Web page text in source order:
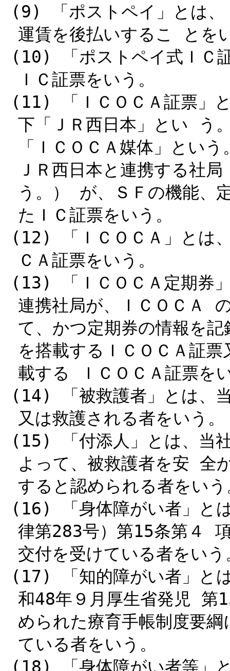
(9) 「ポストペイ」とは、
運賃を後払いするこ とを
(10) 「ポストペイ式ＩＣ
ＩＣ証票をいう。
(11) 「ＩＣＯＣＡ証票」
下「ＪＲ西日本」とい う
「ＩＣＯＣＡ媒体」とい
ＪＲ西日本と連携する社
う。） が、ＳＦの機能、
たＩＣ証票をいう。
(12) 「ＩＣＯＣＡ」とは
ＣＡ証票をいう。
(13) 「ＩＣＯＣＡ定期券
連携社局が、ＩＣＯＣＡ
て、かつ定期券の情報を
を搭載するＩＣＯＣＡ証
載する ＩＣＯＣＡ証票を
(14) 「被救護者」とは、
又は救護される者をいう。
(15) 「付添人」とは、当
よって、被救護者を安 全
すると認められる者をいう
(16) 「身体障がい者」と
律第283号）第15条第４
交付を受けている者をいう
(17) 「知的障がい者」と
和48年９月厚生省発児 第
められた療育手帳制度要
ている者をいう。
(18) 「身体障がい者等」